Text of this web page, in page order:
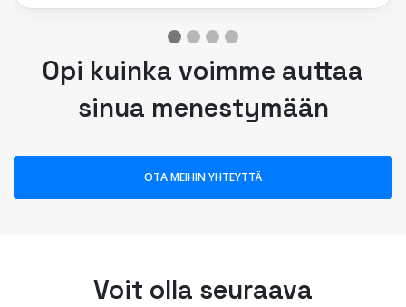
Opi kuinka voimme auttaa
sinua menestymään
OTA MEIHIN YHTEYTTÄ
Voit olla seuraava